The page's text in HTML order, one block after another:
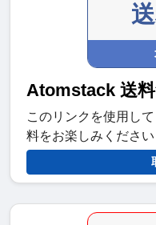
Atomstack 送
このリンクを使用し
料をお楽しみください